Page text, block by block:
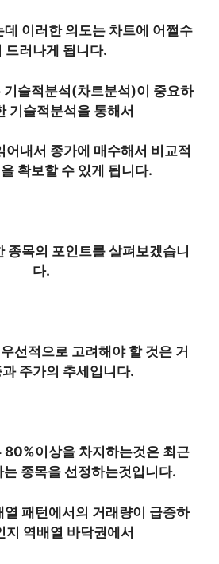
이러한 의도는 차트에 어쩔수
드러나게 됩니다.
기술적분석(차트분석)이 중요하
기술적분석을 통해서
어내서 종가에 매수해서 비교적
확보할 수 있게 됩니다.
종목의 포인트를 살펴보겠습니
다.
선적으로 고려해야 할 것은 거
주가의 추세입니다.
80%이상을 차지하는것은 최근
종목을 선정하는것입니다.
패턴에서의 거래량이 급증하
지 역배열 바닥권에서